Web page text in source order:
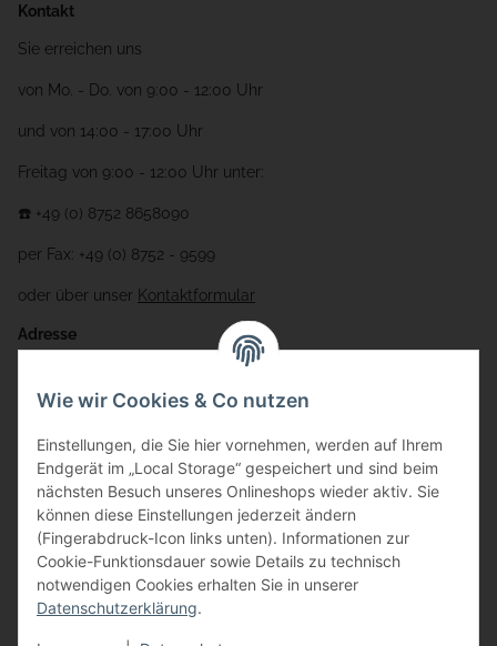
Kontakt
Sie erreichen uns
von Mo. - Do. von 9:00 - 12:00 Uhr
und von 14:00 - 17:00 Uhr
Freitag von 9:00 - 12:00 Uhr unter:
☎️ +49 (0) 8752 8658090
per Fax: +49 (0) 8752 - 9599
oder über unser Kontaktformular
Adresse
Gewerbering 17
84072 Au i.d. Hallertau
info@bauer-tore.de
Wie wir Cookies & Co nutzen
Einstellungen, die Sie hier vornehmen, werden auf Ihrem
Endgerät im „Local Storage“ gespeichert und sind beim
nächsten Besuch unseres Onlineshops wieder aktiv. Sie
können diese Einstellungen jederzeit ändern
(Fingerabdruck-Icon links unten). Informationen zur
Cookie-Funktionsdauer sowie Details zu technisch
notwendigen Cookies erhalten Sie in unserer
Datenschutzerklärung.